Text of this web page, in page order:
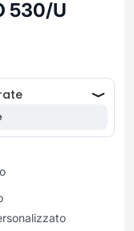
ufficio
ufficio
Barber Shop
530/U